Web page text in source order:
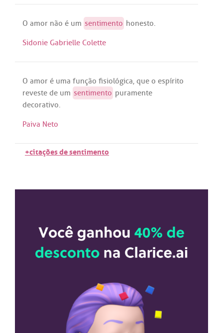
O amor não é um sentimento honesto.
Sidonie Gabrielle Colette
O amor é uma função fisiológica, que o espírito
reveste de um sentimento puramente
decorativo.
Paiva Neto
+citações de sentimento